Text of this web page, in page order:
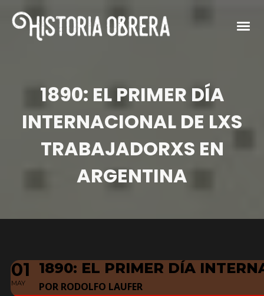
1890: EL PRIMER DÍA
INTERNACIONAL DE LXS
TRABAJADORXS EN
ARGENTINA
01
MAY
1890: EL PRIMER DÍA
POR RODOLFO LAUFER